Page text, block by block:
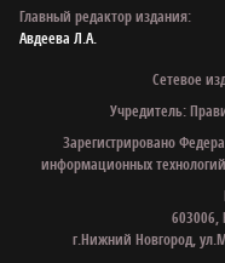
Главный редактор издания:
Авдеева Л.А.
Сетевое
Учредитель:
Зарегистрировано
информационных
603006,
г.Нижний Новгород,